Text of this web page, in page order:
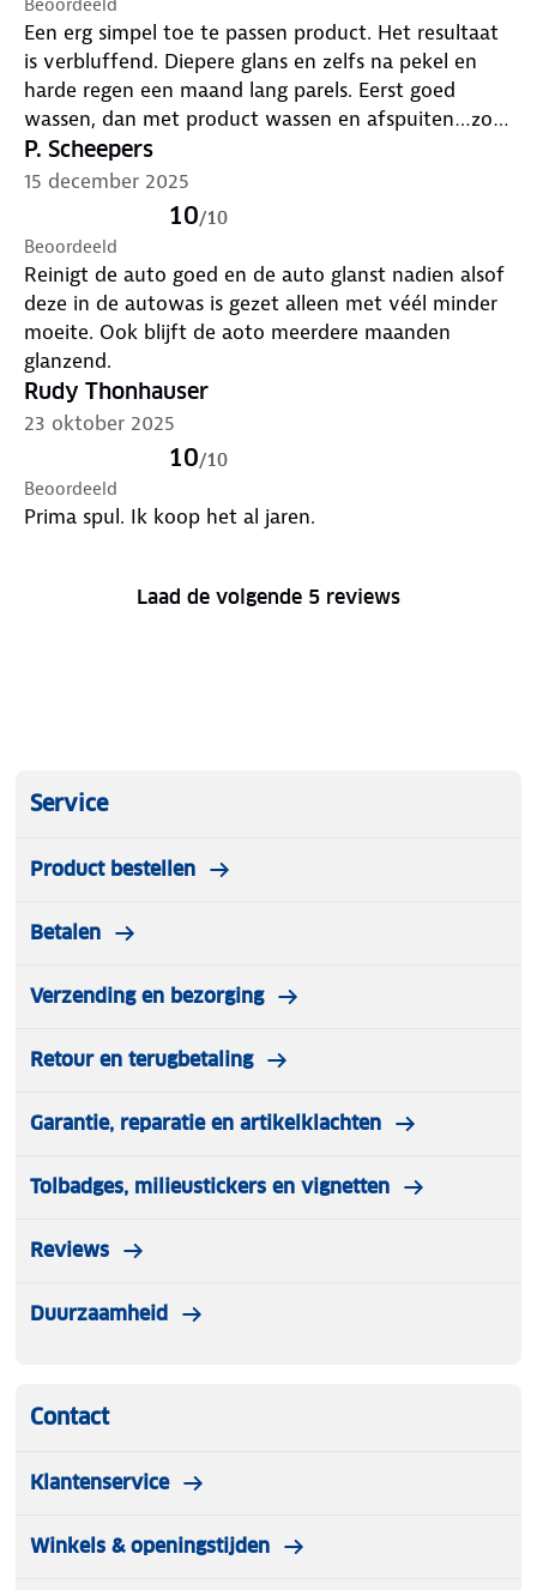
Een erg simpel toe te passen product. Het resultaat
is verbluffend. Diepere glans en zelfs na pekel en
harde regen een maand lang parels. Eerst goed
wassen, dan met product wassen en afspuiten…zo
simpel is het leven. Voor de camper ook
buitengewoon geschikt.
P. Scheepers
15 december 2025
10/10
Beoordeeld
Reinigt de auto goed en de auto glanst nadien alsof
deze in de autowas is gezet alleen met véél minder
moeite. Ook blijft de aoto meerdere maanden
glanzend.
Rudy Thonhauser
23 oktober 2025
10/10
Beoordeeld
Prima spul. Ik koop het al jaren.
Laad de volgende 5 reviews
Service
Product bestellen
Betalen
Verzending en bezorging
Retour en terugbetaling
Garantie, reparatie en artikelklachten
Tolbadges, milieustickers en vignetten
Reviews
Duurzaamheid
Contact
Klantenservice
Winkels & openingstijden